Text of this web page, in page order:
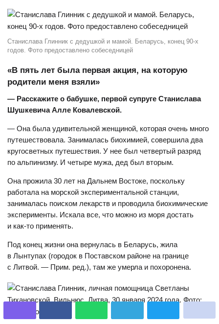
Станислава Глинник с дедушкой и мамой. Беларусь, конец 90-х
годов. Фото предоставлено собеседницей
«В пять лет была первая акция, на которую
родители меня взяли»
— Расскажите о бабушке, первой супруге Станислава
Шушкевича Алле Ковалевской.
— Она была удивительной женщиной, которая очень много
путешествовала. Занималась биохимией, совершила два
кругосветных путешествия. У нее был четвертый разряд
по альпинизму. И четыре мужа, дед был вторым.
Она прожила 30 лет на Дальнем Востоке, поскольку
работала на морской экспериментальной станции,
занималась поиском лекарств и проводила биохимические
эксперименты. Искала все, что можно из моря достать
и как-то применять.
Под конец жизни она вернулась в Беларусь, жила
в Лынтупах (городок в Поставском районе на границе
с Литвой. — Прим. ред.), там же умерла и похоронена.